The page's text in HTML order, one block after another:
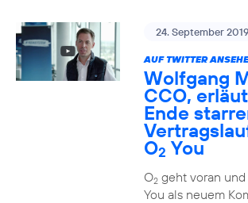
24. September 2019
AUF TWITTER
Wolfgang
CCO,
Ende
O2 You
O2geht voran und
You als neuem